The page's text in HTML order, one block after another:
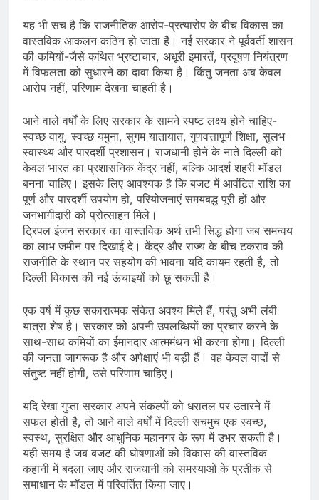
यह भी सच है कि राजनीतिक आरोप-प्रत्यारोप के बीच विकास का
वास्तविक आकलन कठिन हो जाता है। नई सरकार ने पूर्ववर्ती शासन
की कमियों-जैसे कथित भ्रष्टाचार, अधूरी इमारतें, प्रदूषण नियंत्रण
में विफलता को सुधारने का दावा किया है। किंतु जनता अब केवल
आरोप नहीं, परिणाम देखना चाहती है।
आने वाले वर्षों के लिए सरकार के सामने स्पष्ट लक्ष्य होने चाहिए-
स्वच्छ वायु, स्वच्छ यमुना, सुगम यातायात, गुणवत्तापूर्ण शिक्षा, सुलभ
स्वास्थ्य और पारदर्शी प्रशासन। राजधानी होने के नाते दिल्ली को
केवल भारत का प्रशासनिक केंद्र नहीं, बल्कि आदर्श शहरी मॉडल
बनना चाहिए। इसके लिए आवश्यक है कि बजट में आवंटित राशि का
पूर्ण और पारदर्शी उपयोग हो, परियोजनाएं समयबद्ध पूरी हों और
जनभागीदारी को प्रोत्साहन मिले।
ट्रिपल इंजन सरकार का वास्तविक अर्थ तभी सिद्ध होगा जब समन्वय
का लाभ जमीन पर दिखाई दे। केंद्र और राज्य के बीच टकराव की
राजनीति के स्थान पर सहयोग की भावना यदि कायम रहती है, तो
दिल्ली विकास की नई ऊंचाइयों को छू सकती है।
एक वर्ष में कुछ सकारात्मक संकेत अवश्य मिले हैं, परंतु अभी लंबी
यात्रा शेष है। सरकार को अपनी उपलब्धियों का प्रचार करने के
साथ-साथ कमियों का ईमानदार आत्ममंथन भी करना होगा। दिल्ली
की जनता जागरूक है और अपेक्षाएं भी बड़ी हैं। वह केवल वादों से
संतुष्ट नहीं होगी, उसे परिणाम चाहिए।
यदि रेखा गुप्ता सरकार अपने संकल्पों को धरातल पर उतारने में
सफल होती है, तो आने वाले वर्षों में दिल्ली सचमुच एक स्वच्छ,
स्वस्थ, सुरक्षित और आधुनिक महानगर के रूप में उभर सकती है।
यही समय है जब बजट की घोषणाओं को विकास की वास्तविक
कहानी में बदला जाए और राजधानी को समस्याओं के प्रतीक से
समाधान के मॉडल में परिवर्तित किया जाए।